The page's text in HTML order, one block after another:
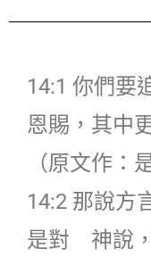
14:1 你們要
恩賜，其中
（原文作：
14:2 那說方
是對 神說